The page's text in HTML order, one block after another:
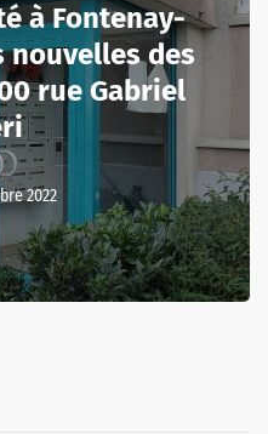
à Fontenay-
nouvelles des
rue Gabriel
2022